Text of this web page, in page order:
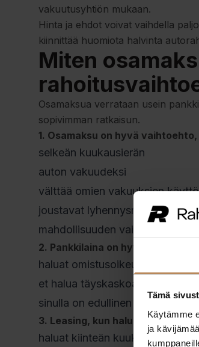
Tämä
Käytämme
ja
vakuutusyhtiön mukaan.
Hinta ja ehdot voivat vaihdella
kiinnittää huomiota halvinta
Miten
Osamaksua verrataan usein
sopivimman ratkaisun.
1. Osamaksu on hyvä
selkeän kuukausierän
auton vakuudeksi
välttää omien vakuuksien
joustavat
mahdollisuuden vaihtaa autoa
2. Pankkilaina on hyvä
haluat omistusoikeuden heti
et halua täyskaskoa
sinulla on edullinen lainatarjous
3. Leasing, kun haluat
haluat kiinteän kuukausihinnan